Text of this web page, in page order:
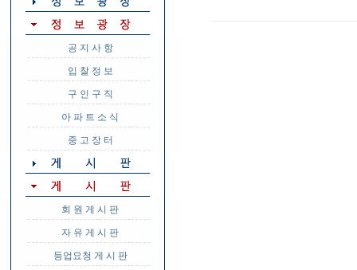
공 지 사 항
입 찰 정 보
구 인 구 직
아 파 트 소 식
중 고 장 터
회 원 게 시 판
자 유 게 시 판
등업요청 게 시 판